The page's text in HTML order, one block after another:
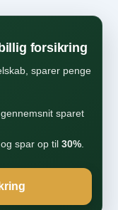
forsikring
sparer penge
sparet
spar op til 30%.